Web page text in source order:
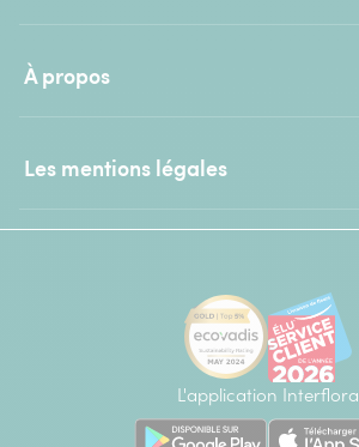
À propos
Les mentions légales
L'application Interflora